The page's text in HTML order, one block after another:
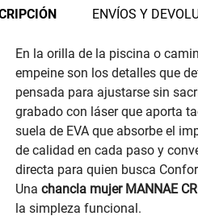
ENVÍOS Y
En la orilla de la piscina o
empeine son los detalles que
pensada para ajustarse sin
grabado con láser que aporta
suela de EVA que absorbe el
de calidad en cada paso y
directa para quien busca
Una chancla mujer MANNAE
la simpleza funcional.